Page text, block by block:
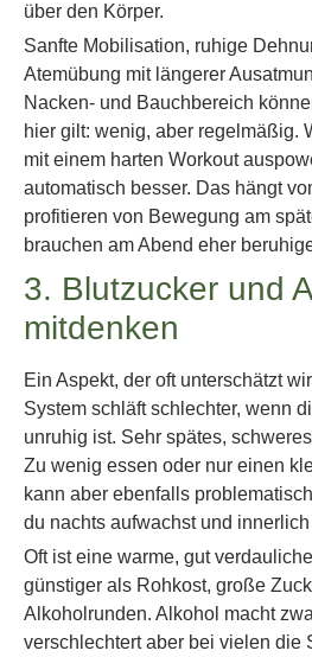
über den Körper.
Sanfte Mobilisation, ruhige
Atemübung mit längerer
Nacken- und Bauchbereich
hier gilt: wenig, aber regelmäßig.
mit einem harten Workout
automatisch besser. Das hängt
profitieren von Bewegung am
brauchen am Abend eher
3. Blutzucker und
mitdenken
Ein Aspekt, der oft unterschätzt
System schläft schlechter, wenn
unruhig ist. Sehr spätes,
Zu wenig essen oder nur einen
kann aber ebenfalls
du nachts aufwachst und
Oft ist eine warme, gut
günstiger als Rohkost, große
Alkoholrunden. Alkohol macht
verschlechtert aber bei vielen die